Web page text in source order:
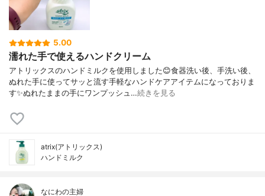
5.00
濡れた手で使えるハンドクリーム
アトリックスのハンドミルクを使用しました😊食器洗い後、手洗い後、
ぬれた手に使ってサッと流す手軽なハンドケアアイテムになっておりま
す✨ぬれたままの手にワンプッシュ…続きを見る
atrix(アトリックス)
ハンドミルク
なにわの主婦